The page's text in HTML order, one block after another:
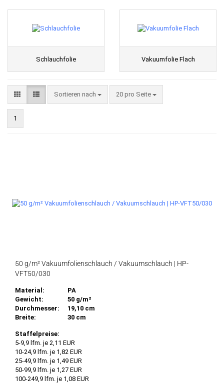
Schlauchfolie Vakuumfolie Flach
Sortieren nach
Sortieren nach 20 pro Seite
pro Seite
1
50 g/m² Vakuumfolienschlauch / Vakuumschlauch | HP-
VFT50/030
Material:
PA
Gewicht:
50 g/m²
Durchmesser:
19,10 cm
Breite:
30 cm
Staffelpreise:
5-9,9 lfm. je 2,11 EUR
10-24,9 lfm. je 1,82 EUR
25-49,9 lfm. je 1,49 EUR
50-99,9 lfm. je 1,27 EUR
100-249,9 lfm. je 1,08 EUR